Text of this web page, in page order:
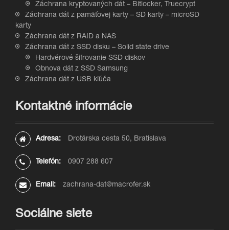
Záchrana kryptovaných dát – Bitlocker, Truecrypt
Záchrana dát z pamäťovej karty – SD karty – microSD
karty
Záchrana dát z RAID a NAS
Záchrana dát z SSD disku – Solid state drive
Hardvérové šifrovanie SSD diskov
Obnova dát z SSD Samsung
Záchrana dát z USB kľúča
Kontaktné informácie
Adresa: Drotárska cesta 50, Bratislava
Telefón: 0907 288 607
Email: zachrana-dat@macrofer.sk
Sociálne siete